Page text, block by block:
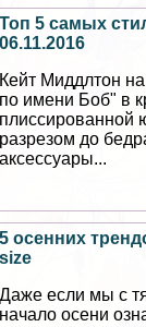
Топ 5 самых
06.11.2016
Кейт Миддлтон
по имени Боб" в
плиссированной
разрезом до
аксессуары...
5 осенних
size
Даже если мы с
начало осени